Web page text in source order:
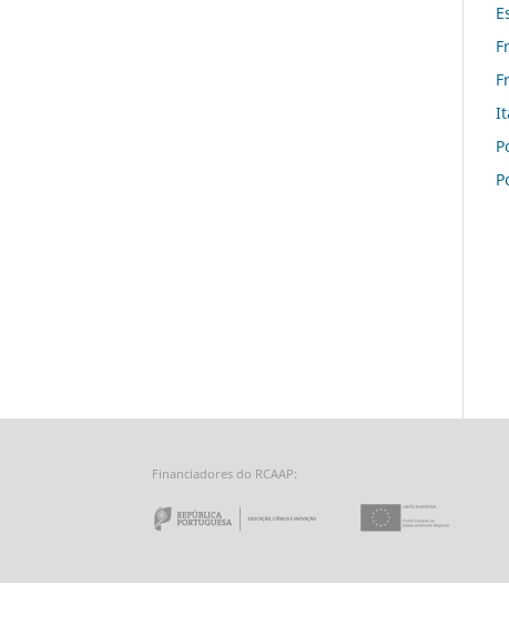
- Fundação para a Computação Científica Nacional
Financiadores do RCAAP:
República